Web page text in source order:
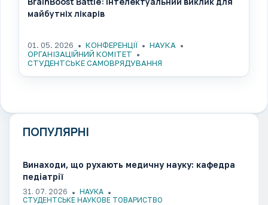
майбутніх лікарів
01. 05. 2026 КОНФЕРЕНЦІЇ
НАУКА
ОРГАНІЗАЦІЙНИЙ КОМІТЕТ
СТУДЕНТСЬКЕ САМОВРЯДУВАННЯ
ПОПУЛЯРНІ
Винаходи, що рухають медичну науку: кафедра
педіатрії
31. 07. 2026
НАУКА
СТУДЕНТСЬКЕ НАУКОВЕ ТОВАРИСТВО